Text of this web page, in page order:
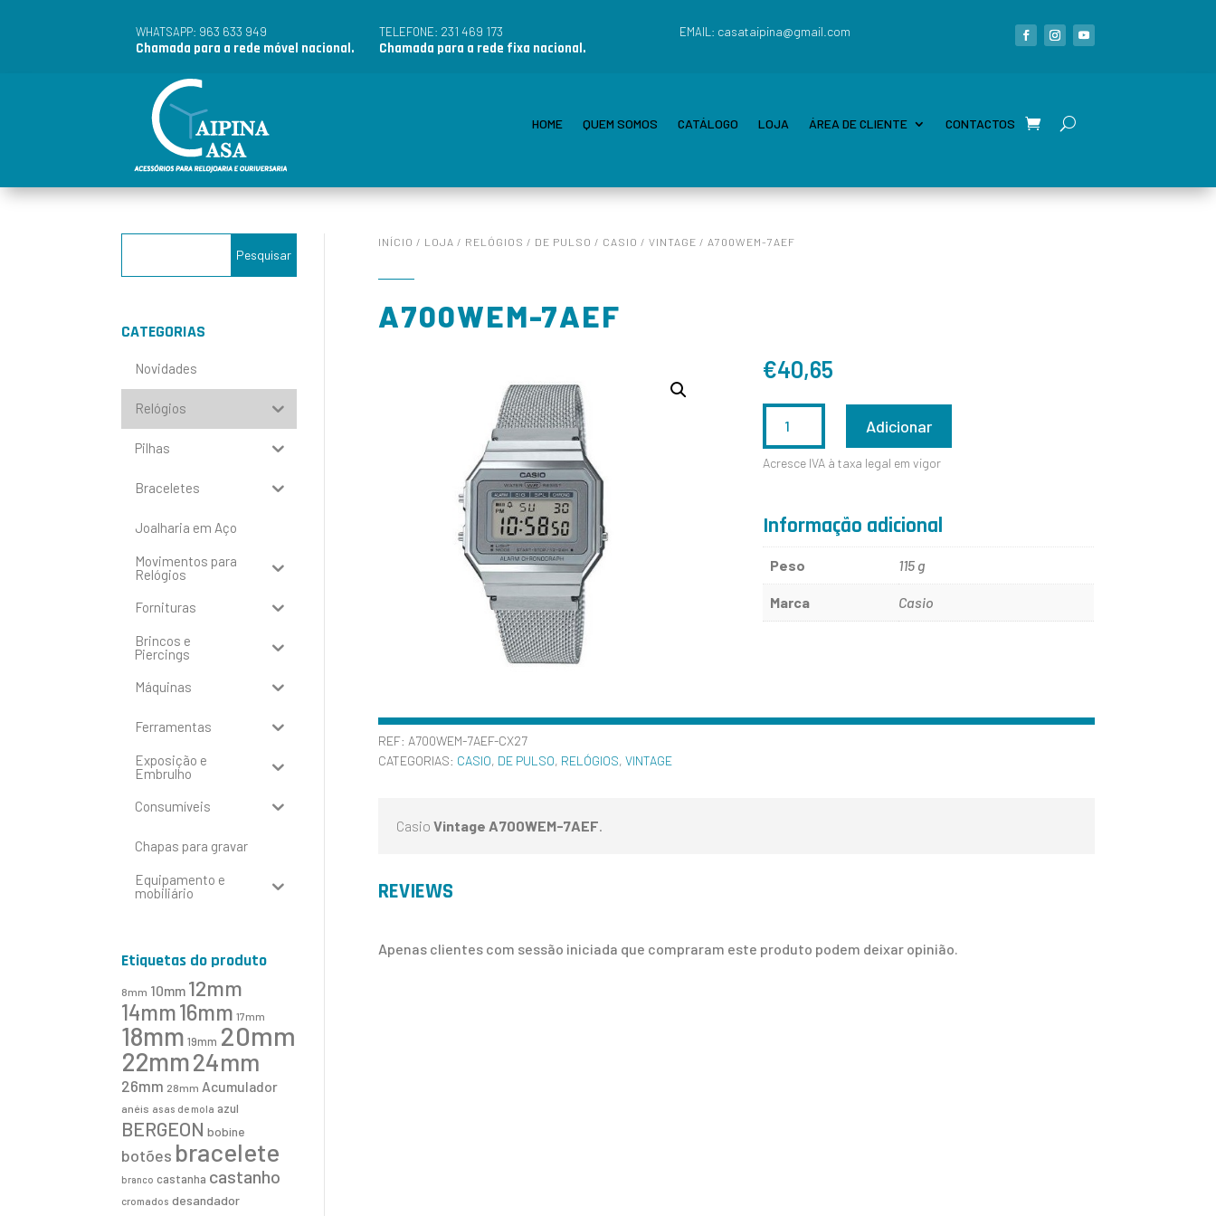
WHATSAPP: 963 633 949
Chamada para a rede móvel nacional.
TELEFONE: 231 469 173
Chamada para a rede fixa nacional.
EMAIL: casataipina@gmail.com
HOME QUEM SOMOS CATÁLOGO LOJA ÁREA DE CLIENTE CONTACTOS
CATEGORIAS
Novidades
Relógios
Pilhas
Braceletes
Joalharia em Aço
Movimentos para
Relógios
Fornituras
Brincos e
Piercings
Máquinas
Ferramentas
Exposição e
Embrulho
Consumíveis
Chapas para gravar
Equipamento e
mobiliário
Etiquetas do produto
8mm 10mm 12mm
14mm16mm 17mm
18mm 19mm 20mm
22mm24mm
26mm 28mm Acumulador
anéis asas de mola azul
BERGEON bobine
botões bracelete
branco castanha castanho
cromados desandador
INÍCIO / LOJA / RELÓGIOS / DE PULSO / CASIO / VINTAGE / A700WEM-7AEF
A700WEM-7AEF
€40,65
QUANTIDADE
DE
7AEF
Adicionar
Acresce IVA à taxa legal em vigor
Informação adicional
Peso 115 g
Marca Casio
REF: A700WEM-7AEF-CX27
CATEGORIAS: CASIO, DE PULSO, RELÓGIOS, VINTAGE
Casio Vintage A700WEM-7AEF
REVIEWS
Apenas clientes com sessão iniciada que compraram este produto podem deixar opinião.